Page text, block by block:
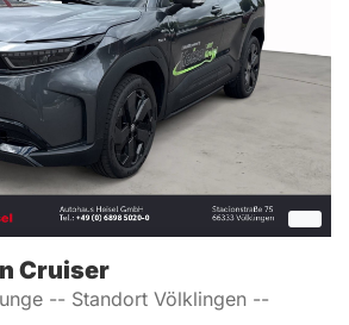
Cruiser
-- Standort Völklingen --